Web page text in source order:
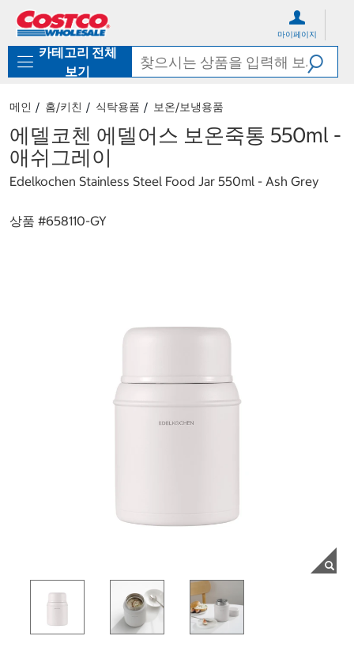
로
기
가
마이페이지
카테고리 전체
보기
메인 홈/키친 식탁용품 보온/보냉용품
에델코첸 에델어스 보온죽통 550ml -
애쉬그레이
Edelkochen Stainless Steel Food Jar 550ml - Ash Grey
상품 #658110-GY